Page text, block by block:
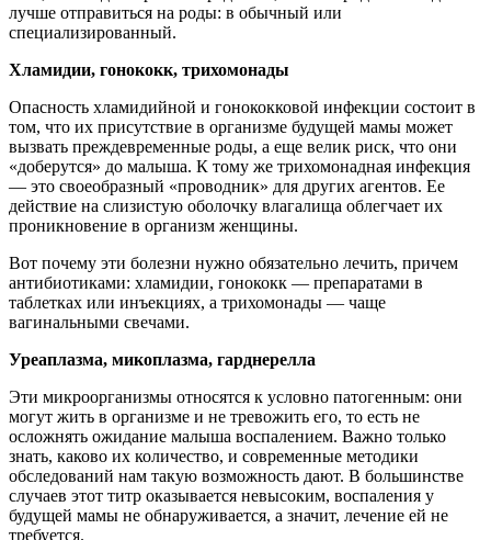
лучше отправиться на роды: в обычный или
специализированный.
Хламидии, гонококк, трихомонады
Опасность хламидийной и гонококковой инфекции состоит в
том, что их присутствие в организме будущей мамы может
вызвать преждевременные роды, а еще велик риск, что они
«доберутся» до малыша. К тому же трихомонадная инфекция
— это своеобразный «проводник» для других агентов. Ее
действие на слизистую оболочку влагалища облегчает их
проникновение в организм женщины.
Вот почему эти болезни нужно обязательно лечить, причем
антибиотиками: хламидии, гонококк — препаратами в
таблетках или инъекциях, а трихомонады — чаще
вагинальными свечами.
Уреаплазма, микоплазма, гарднерелла
Эти микроорганизмы относятся к условно патогенным: они
могут жить в организме и не тревожить его, то есть не
осложнять ожидание малыша воспалением. Важно только
знать, каково их количество, и современные методики
обследований нам такую возможность дают. В большинстве
случаев этот титр оказывается невысоким, воспаления у
будущей мамы не обнаруживается, а значит, лечение ей не
требуется.